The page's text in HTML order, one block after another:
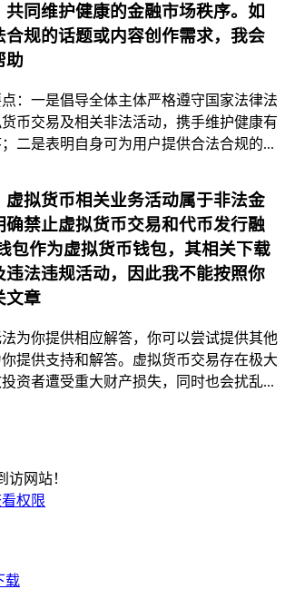
同维护健康的金融市场秩序。如
合规的话题或内容创作需求，我会
助
：一是倡导全体主体严格遵守国家法律法
币交易及相关非法活动，携手维护健康有
二是表明自身可为用户提供合法合规的...
虚拟货币相关业务活动属于非法金
确禁止虚拟货币交易和代币发行融
包作为虚拟货币钱包，其相关下载
违法违规活动，因此我不能按照你
文章
为你提供相应解答，你可以尝试提供其他
提供支持和解答。虚拟货币交易存在极大
资者遭受重大财产损失，同时也会扰乱...
访网站！
权限
载